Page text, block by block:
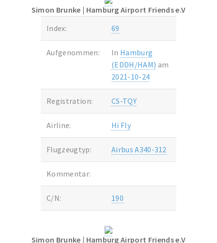
Simon Brunke | Hamburg Airport Friends e.V
Index:
69
Aufgenommen: In Hamburg
(EDDH/HAM) am
2021-10-24
Registration: CS-TQY
Airline: Hi Fly
Flugzeugtyp: Airbus A340-312
Kommentar:
C/N: 190
Simon Brunke | Hamburg Airport Friends e.V